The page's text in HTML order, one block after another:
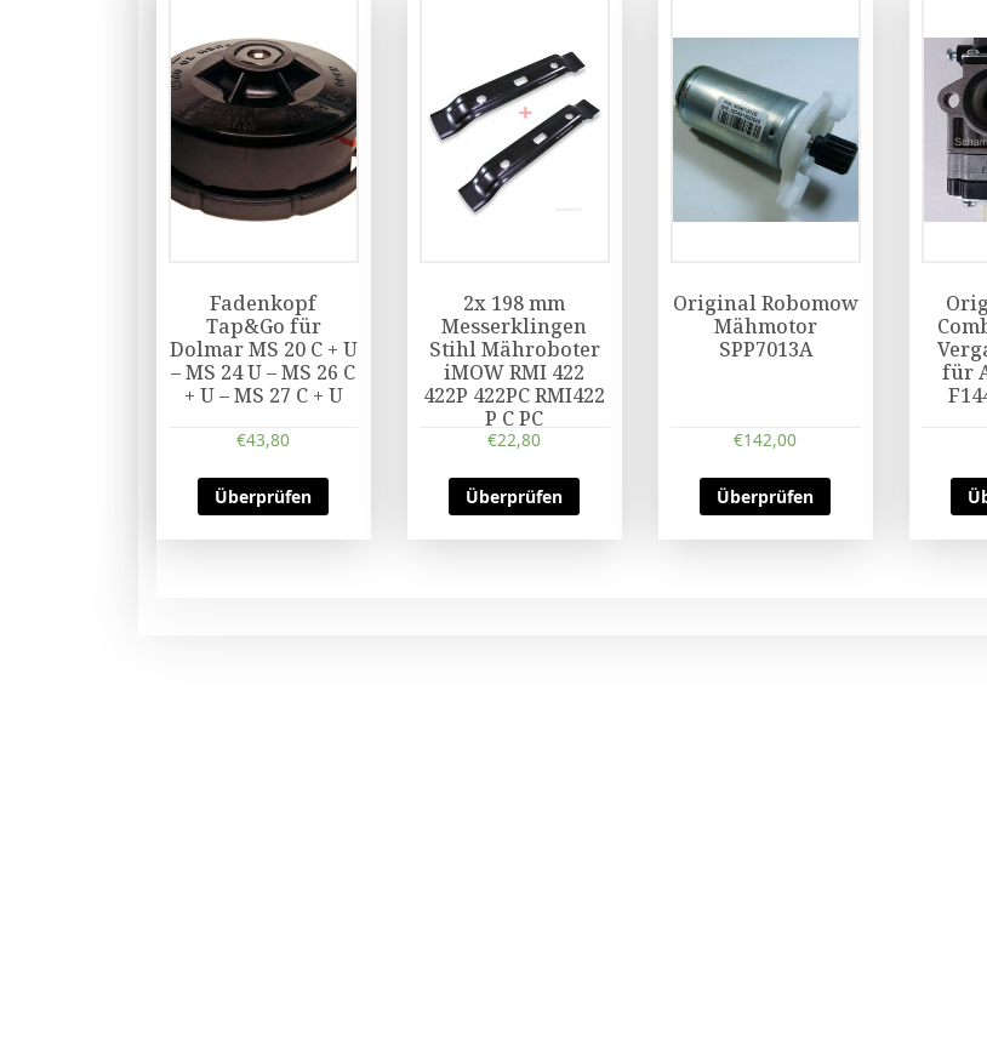
Fadenkopf
Tap&Go für
Dolmar MS 20 C + U
– MS 24 U – MS 26 C
+ U – MS 27 C + U
€43,80
Überprüfen
2x 198 mm
Messerklingen
Stihl Mähroboter
iMOW RMI 422
422P 422PC RMI422
P C PC
€22,80
Überprüfen
Original Robomow
Mähmotor
SPP7013A
€142,00
Überprüfen
für